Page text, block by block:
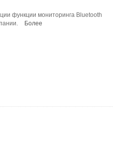
функции мониторинга Bluetooth
Более